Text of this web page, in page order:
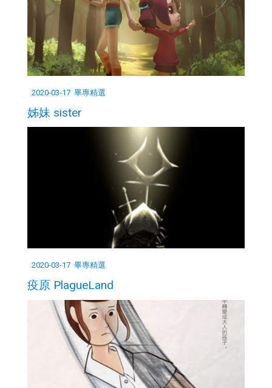
2020-03-17 畢專精選
姊妹 sister
2020-03-17 畢專精選
疫原 PlagueLand